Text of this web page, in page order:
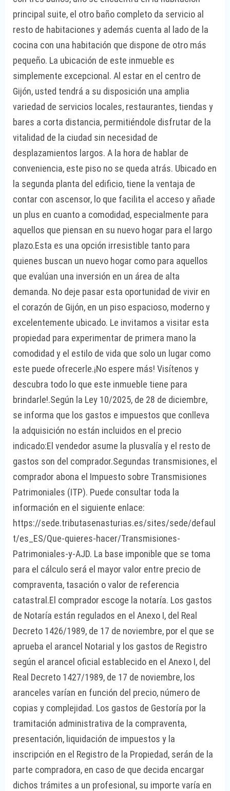
principal suite, el otro baño completo da servicio al
resto de habitaciones y además cuenta al lado de la
cocina con una habitación que dispone de otro más
pequeño. La ubicación de este inmueble es
simplemente excepcional. Al estar en el centro de
Gijón, usted tendrá a su disposición una amplia
variedad de servicios locales, restaurantes, tiendas y
bares a corta distancia, permitiéndole disfrutar de la
vitalidad de la ciudad sin necesidad de
desplazamientos largos. A la hora de hablar de
conveniencia, este piso no se queda atrás. Ubicado en
la segunda planta del edificio, tiene la ventaja de
contar con ascensor, lo que facilita el acceso y añade
un plus en cuanto a comodidad, especialmente para
aquellos que piensan en su nuevo hogar para el largo
plazo.Esta es una opción irresistible tanto para
quienes buscan un nuevo hogar como para aquellos
que evalúan una inversión en un área de alta
demanda. No deje pasar esta oportunidad de vivir en
el corazón de Gijón, en un piso espacioso, moderno y
excelentemente ubicado. Le invitamos a visitar esta
propiedad para experimentar de primera mano la
comodidad y el estilo de vida que solo un lugar como
este puede ofrecerle.¡No espere más! Visítenos y
descubra todo lo que este inmueble tiene para
brindarle!.Según la Ley 10/2025, de 28 de diciembre,
se informa que los gastos e impuestos que conlleva
la adquisición no están incluidos en el precio
indicado:El vendedor asume la plusvalía y el resto de
gastos son del comprador.Segundas transmisiones, el
comprador abona el Impuesto sobre Transmisiones
Patrimoniales (ITP). Puede consultar toda la
información en el siguiente enlace:
https://sede.tributasenasturias.es/sites/sede/defaul
t/es_ES/Que-quieres-hacer/Transmisiones-
Patrimoniales-y-AJD. La base imponible que se toma
para el cálculo será el mayor valor entre precio de
compraventa, tasación o valor de referencia
catastral.El comprador escoge la notaría. Los gastos
de Notaría están regulados en el Anexo I, del Real
Decreto 1426/1989, de 17 de noviembre, por el que se
aprueba el arancel Notarial y los gastos de Registro
según el arancel oficial establecido en el Anexo I, del
Real Decreto 1427/1989, de 17 de noviembre, los
aranceles varían en función del precio, número de
copias y complejidad. Los gastos de Gestoría por la
tramitación administrativa de la compraventa,
presentación, liquidación de impuestos y la
inscripción en el Registro de la Propiedad, serán de la
parte compradora, en caso de que decida encargar
dichos trámites a un profesional, su importe varía en